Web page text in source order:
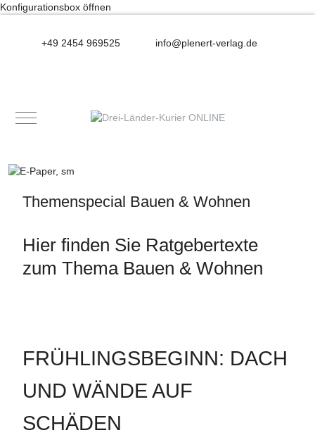
Konfigurationsbox öffnen
+49 2454 969525 info@plenert-verlag.de
Mobile Menu Toggle
Themenspecial Bauen & Wohnen
Hier finden Sie Ratgebertexte
zum Thema Bauen & Wohnen
FRÜHLINGSBEGINN: DACH
UND WÄNDE AUF
SCHÄDEN